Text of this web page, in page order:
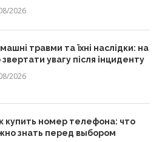
2026
травми та їхні наслідки: на
увагу після інциденту
2026
купить номер телефона: что
знать перед выбором